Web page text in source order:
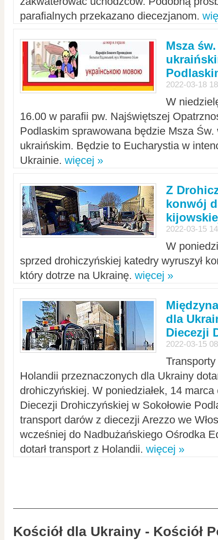
parafialnych przekazano diecezjanom.
Msza
2022-03-18
W
16.00 w parafii pw. Najświętszej
Podlaskim sprawowana będzie Msza Św.
ukraińskim. Będzie to Eucharystia w
Ukrainie. więcej »
Z
konwój
2022-03-15
W
sprzed drohiczyńskiej katedry wyruszył
który dotrze na Ukrainę. więcej »
dla
Diecezji
2022-03-15
Holandii przeznaczonych dla Ukrainy
drohiczyńskiej. W poniedziałek, 14
Diecezji Drohiczyńskiej w Sokołowie
transport darów z diecezji Arezzo we
wcześniej do Nadbużańskiego Ośrodka
dotarł transport z Holandii. więcej »
Kościół dla Ukrainy - Kościół